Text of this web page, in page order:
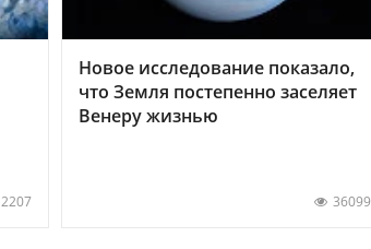
2207
Новое исследование показало,
что Земля постепенно заселяет
Венеру жизнью
36099